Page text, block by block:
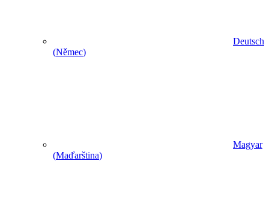
Deutsch
(Němec)
Magyar
(Maďarština)